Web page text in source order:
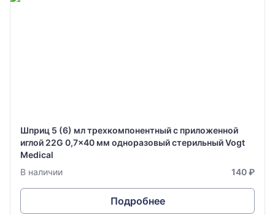
Шприц 5 (6) мл трехкомпонентный с приложенной
иглой 22G 0,7x40 мм одноразовый стерильный Vogt
Medical
В наличии
140 ₽
Подробнее